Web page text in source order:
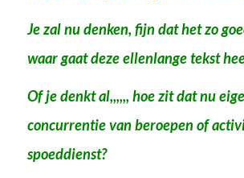
Je zal nu denken, fijn dat het zo
waar gaat deze ellenlange tekst
Of je denkt al,,,,,, hoe zit dat nu
concurrentie van beroepen of
spoeddienst?